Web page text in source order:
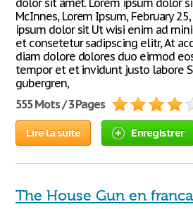
dolor sit amet. Lorem ipsum dolor
McInnes, Lorem Ipsum, February
ipsum dolor sit Ut wisi enim ad
et consetetur sadipscing elitr, At
diam dolore dolores duo eirmod
tempor et et invidunt justo labore
gubergren,
555 Mots / 3 Pages
Lire la suite Enregistrer
The House Gun en